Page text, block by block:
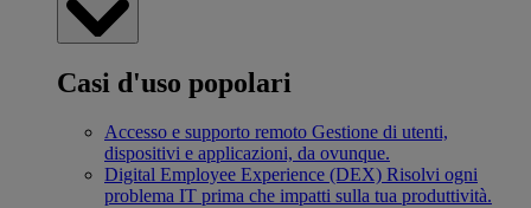
Casi d'uso popolari
Accesso e supporto remoto Gestione di utenti,
dispositivi e applicazioni, da ovunque.
Digital Employee Experience (DEX) Risolvi ogni
problema IT prima che impatti sulla tua produttività.